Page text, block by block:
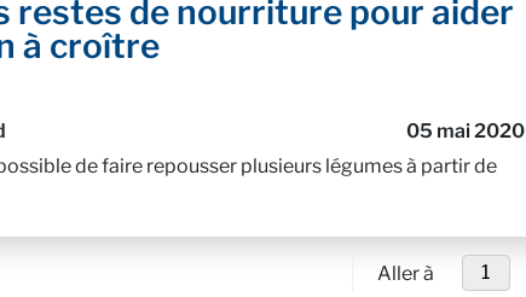
restes de nourriture pour aider
à croître
05 mai 2020
de faire repousser plusieurs légumes à partir de
Aller à